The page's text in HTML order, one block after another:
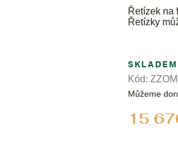
Řetízek na
Řetízky
15
Můžeme
Kód: